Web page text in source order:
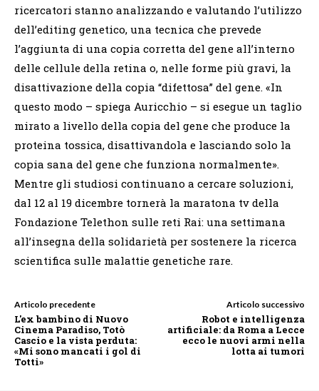
ricercatori stanno analizzando e valutando l’utilizzo
dell’editing genetico, una tecnica che prevede
l’aggiunta di una copia corretta del gene all’interno
delle cellule della retina o, nelle forme più gravi, la
disattivazione della copia “difettosa” del gene. «In
questo modo – spiega Auricchio – si esegue un taglio
mirato a livello della copia del gene che produce la
proteina tossica, disattivandola e lasciando solo la
copia sana del gene che funziona normalmente».
Mentre gli studiosi continuano a cercare soluzioni,
dal 12 al 19 dicembre tornerà la maratona tv della
Fondazione Telethon sulle reti Rai: una settimana
all’insegna della solidarietà per sostenere la ricerca
scientifica sulle malattie genetiche rare.
Articolo precedente
L'ex bambino di Nuovo
Cinema Paradiso, Totò
Cascio e la vista perduta:
«Mi sono mancati i gol di
Totti»
Articolo successivo
Robot e intelligenza
artificiale: da Roma a Lecce
ecco le nuovi armi nella
lotta ai tumori